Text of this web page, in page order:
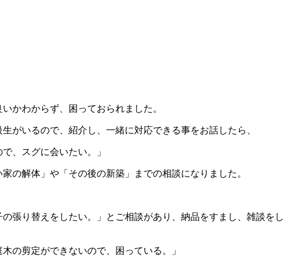
かわからず、困っておられました。
いるので、紹介し、一緒に対応できる事をお話したら、
、スグに会いたい。」
の解体」や「その後の新築」までの相談になりました。
張り替えをしたい。」とご相談があり、納品をすまし、雑談をし
の剪定ができないので、困っている。」